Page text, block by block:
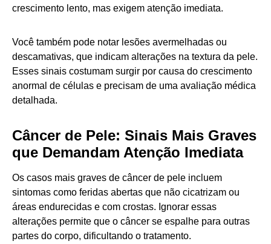
crescimento lento, mas exigem atenção imediata.
Você também pode notar lesões avermelhadas ou
descamativas, que indicam alterações na textura da pele.
Esses sinais costumam surgir por causa do crescimento
anormal de células e precisam de uma avaliação médica
detalhada.
Câncer de Pele: Sinais Mais Graves
que Demandam Atenção Imediata
Os casos mais graves de câncer de pele incluem
sintomas como feridas abertas que não cicatrizam ou
áreas endurecidas e com crostas. Ignorar essas
alterações permite que o câncer se espalhe para outras
partes do corpo, dificultando o tratamento.